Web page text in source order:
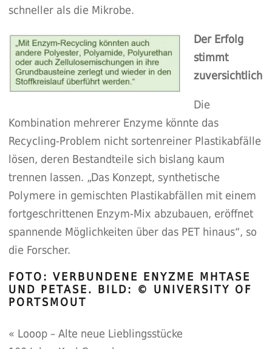
schneller als die Mikrobe.
Der Erfolg
stimmt
zuversichtlich
Die
Kombination mehrerer Enzyme könnte das
Recycling-Problem nicht sortenreiner Plastikabfälle
lösen, deren Bestandteile sich bislang kaum
trennen lassen. „Das Konzept, synthetische
Polymere in gemischten Plastikabfällen mit einem
fortgeschrittenen Enzym-Mix abzubauen, eröffnet
spannende Möglichkeiten über das PET hinaus“, so
die Forscher.
FOTO: VERBUNDENE ENYZME MHTASE
UND PETASE. BILD: © UNIVERSITY OF
PORTSMOUT
« Looop – Alte neue Lieblingsstücke